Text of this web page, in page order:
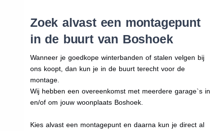
Zoek alvast een montagepunt
in de buurt van Boshoek
Wanneer je goedkope winterbanden of stalen velgen bij
ons koopt, dan kun je in de buurt terecht voor de
montage.
Wij hebben een overeenkomst met meerdere garage`s in
en/of om jouw woonplaats Boshoek.
Kies alvast een montagepunt en daarna kun je direct al